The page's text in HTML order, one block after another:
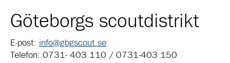
Göteborgs scoutdistrikt
E-post: info@gbgscout.se
Telefon: 0731- 403 110 / 0731-403 150